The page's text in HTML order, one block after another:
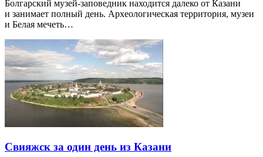
Болгарский музей-заповедник находится далеко от Казани
и занимает полный день. Археологическая территория, музеи
и Белая мечеть…
Свияжск за один день из Казани